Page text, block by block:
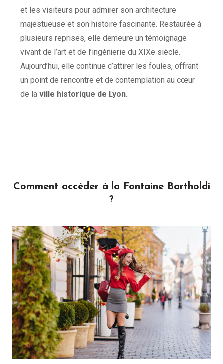
et les visiteurs pour admirer son architecture
majestueuse et son histoire fascinante. Restaurée à
plusieurs reprises, elle demeure un témoignage
vivant de l’art et de l’ingénierie du XIXe siècle.
Aujourd’hui, elle continue d’attirer les foules, offrant
un point de rencontre et de contemplation au cœur
de la ville historique de Lyon.
Comment accéder à la Fontaine Bartholdi
?